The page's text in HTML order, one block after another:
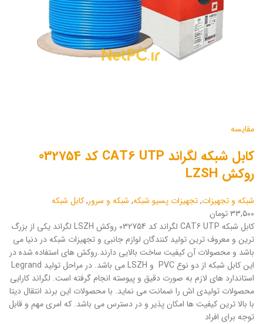
مقایسه
کابل شبکه لگراند CAT6 UTP کد 032754
روکش LZSH
شبکه و تجهیزات,تجهیزات پسیو شبکه, شبکه و سرور,کابل شبکه
۳۳,۵۰۰ تومان
کابل شبکه CAT6 UTP لگراند کد 032754 روکش LSZH لگراند یکی از بزرگ
ترین و معروف ترین تولید کنندگان لوازم جانبی و تجهیزات شبکه در دنیا می
باشد و محصولات آن کیفیت ساخت بالایی دارند.روکش های استفاده شده در
این کابل شبکه از دو نوع PVC و LSZH می باشد. در مراحل تولید Legrand
استاندارد های لازم به صورت دقیق و پیوسته انجام گرفته است. لگراند کارایی
محصولات تولیدی اش را ضمانت می نماید. با محصولات این برند انتقال دیتا
با بالا ترین کیفیت ها امکان پذیر و در دسترس می باشد. که امری مهم و قابل
توجه برای افراد